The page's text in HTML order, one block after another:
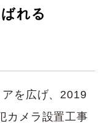
れる
を広げ、2019
カメラ設置工事